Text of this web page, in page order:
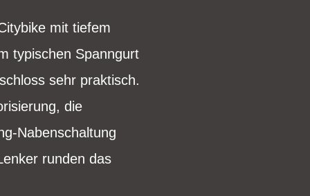
mit tiefem
typischen Spanngurt
sehr praktisch.
die
Nabenschaltung
runden das